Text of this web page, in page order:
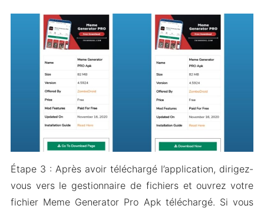
Étape 3 : Après avoir téléchargé l’application, dirigez-
vous vers le gestionnaire de fichiers et ouvrez votre
fichier Meme Generator Pro Apk téléchargé. Si vous